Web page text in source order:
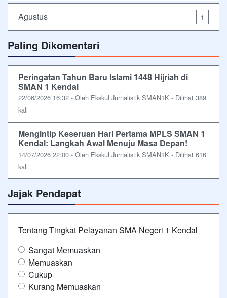
Agustus 1
Paling Dikomentari
Peringatan Tahun Baru Islami 1448 Hijriah di
SMAN 1 Kendal
22/06/2026 16:32 - Oleh Ekskul Jurnalistik SMAN1K - Dilihat 389
kali
Mengintip Keseruan Hari Pertama MPLS SMAN 1
Kendal: Langkah Awal Menuju Masa Depan!
14/07/2026 22:00 - Oleh Ekskul Jurnalistik SMAN1K - Dilihat 616
kali
Jajak Pendapat
Tentang Tingkat Pelayanan SMA Negeri 1 Kendal
Sangat Memuaskan
Memuaskan
Cukup
Kurang Memuaskan